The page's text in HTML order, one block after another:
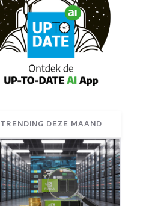
TRENDING DEZE MAAND